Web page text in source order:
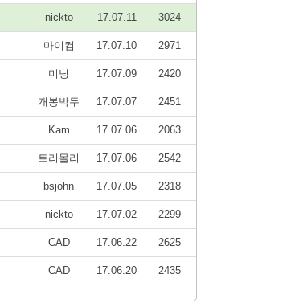
nickto 17.07.11 3024
마이컴 17.07.10 2971
미닝 17.07.09 2420
개봉박두 17.07.07 2451
Kam 17.07.06 2063
트리몰리 17.07.06 2542
bsjohn 17.07.05 2318
nickto 17.07.02 2299
CAD 17.06.22 2625
CAD 17.06.20 2435